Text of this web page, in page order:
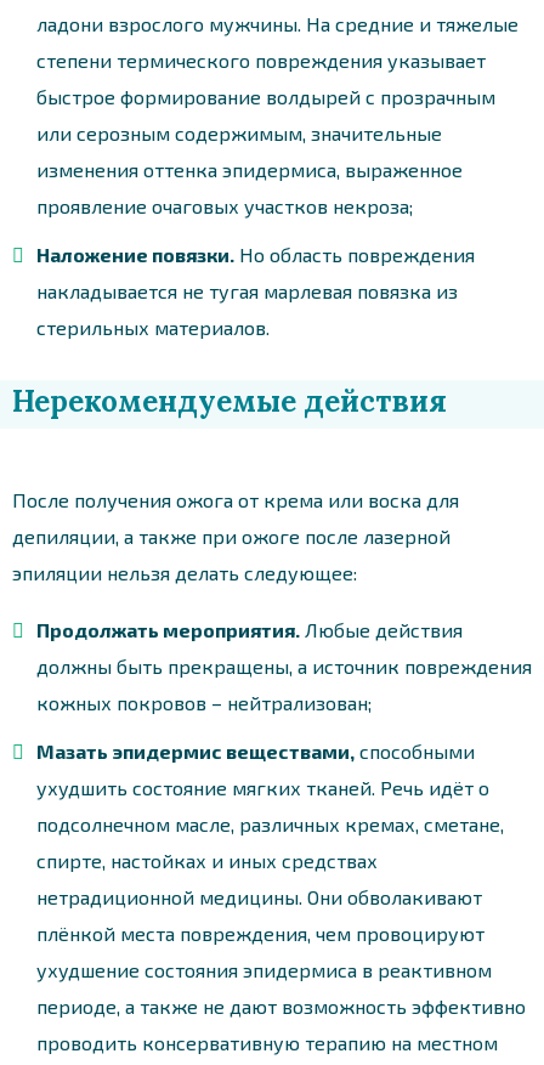
ладони взрослого мужчины. На средние и тяжелые
степени термического повреждения указывает
быстрое формирование волдырей с прозрачным
или серозным содержимым, значительные
изменения оттенка эпидермиса, выраженное
проявление очаговых участков некроза;
Наложение повязки. Но область повреждения
накладывается не тугая марлевая повязка из
стерильных материалов.
Нерекомендуемые действия
После получения ожога от крема или воска для
депиляции, а также при ожоге после лазерной
эпиляции нельзя делать следующее:
Продолжать мероприятия. Любые действия
должны быть прекращены, а источник повреждения
кожных покровов – нейтрализован;
Мазать эпидермис веществами, способными
ухудшить состояние мягких тканей. Речь идёт о
подсолнечном масле, различных кремах, сметане,
спирте, настойках и иных средствах
нетрадиционной медицины. Они обволакивают
плёнкой места повреждения, чем провоцируют
ухудшение состояния эпидермиса в реактивном
периоде, а также не дают возможность эффективно
проводить консервативную терапию на местном